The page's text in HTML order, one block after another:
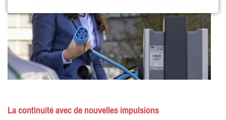
La continuité avec de nouvelles impulsions